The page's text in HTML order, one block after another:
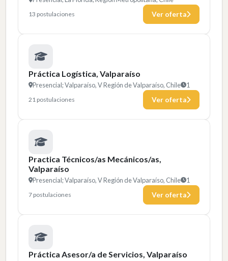
13 postulaciones Ver oferta
Práctica Logística, Valparaíso
Presencial; Valparaíso, V Región de Valparaíso, Chile 1
21 postulaciones Ver oferta
Practica Técnicos/as Mecánicos/as,
Valparaíso
Presencial; Valparaíso, V Región de Valparaíso, Chile 1
7 postulaciones Ver oferta
Práctica Asesor/a de Servicios, Valparaíso